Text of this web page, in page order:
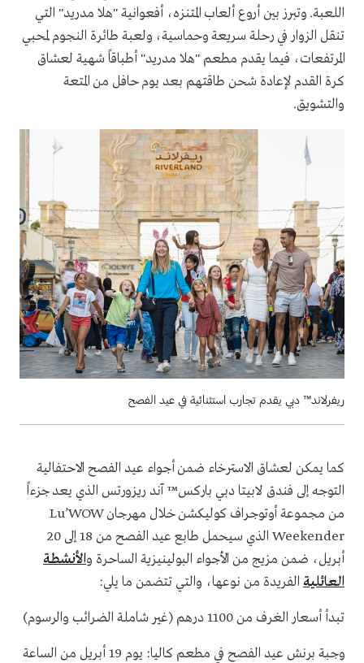
اللعبة. وتبرز بين أروع ألعاب المتنزه، أفعوانية "هلا مدريد" التي
تنقل الزوار في رحلة سريعة وحماسية، ولعبة طائرة النجوم لمحبي
المرتفعات، فيما يقدم مطعم "هلا مدريد" أطباقاً شهية لعشاق
كرة القدم لإعادة شحن طاقتهم بعد يوم حافل من المتعة
والتشويق.
ريفرلاند™ دبي يقدم تجارب استثنائية في عيد الفصح
كما يمكن لعشاق الاسترخاء ضمن أجواء عيد الفصح الاحتفالية
التوجه إلى فندق لابيتا دبي باركس™ آند ريزورتس الذي يعد جزءاً
من مجموعة أوتوجراف كوليكشن خلال مهرجان Lu’WOW
Weekender الذي سيحمل طابع عيد الفصح من 18 إلى 20
أبريل، ضمن مزيج من الأجواء البولينيزية الساحرة والأنشطة
العائليةالفريدة من نوعها، والتي تتضمن ما يلي:
تبدأ أسعار الغرف من 1100 درهم (غير شاملة الضرائب والرسوم)
وجبة برنش عيد الفصح في مطعم كاليا: يوم 19 أبريل من الساعة